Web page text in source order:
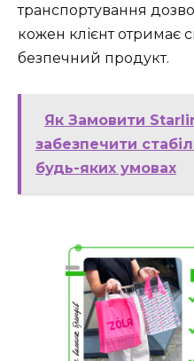
транспортування
кожен клієнт отримає
безпечний продукт.
Як Замовити
забезпечити
будь-яких умовах